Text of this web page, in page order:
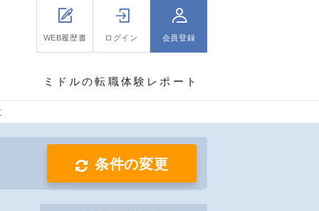
WEB履歴書 ログイン 会員登録
ミドルの転職体験レポート
条件の変更